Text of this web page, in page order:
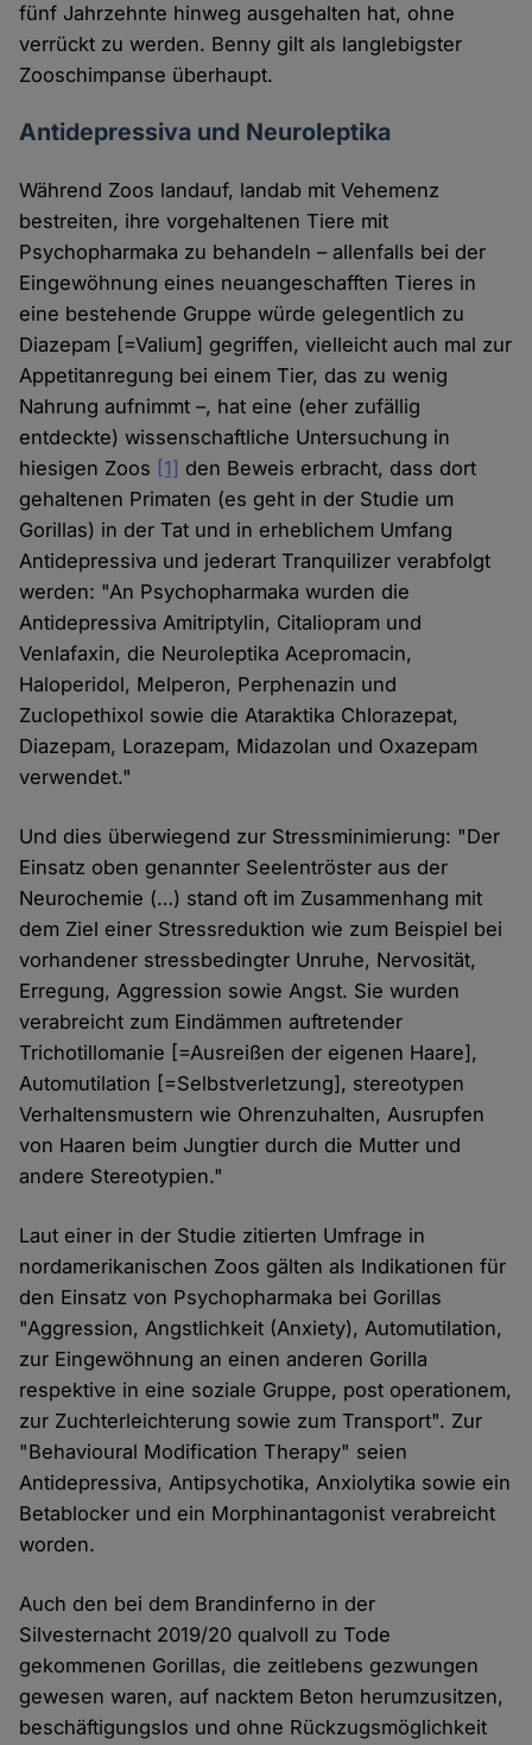
fünf Jahrzehnte hinweg ausgehalten hat, ohne
verrückt zu werden. Benny gilt als langlebigster
Zooschimpanse überhaupt.
Antidepressiva und Neuroleptika
Während Zoos landauf, landab mit Vehemenz
bestreiten, ihre vorgehaltenen Tiere mit
Psychopharmaka zu behandeln – allenfalls bei der
Eingewöhnung eines neuangeschafften Tieres in
eine bestehende Gruppe würde gelegentlich zu
Diazepam [=Valium] gegriffen, vielleicht auch mal zur
Appetitanregung bei einem Tier, das zu wenig
Nahrung aufnimmt –, hat eine (eher zufällig
entdeckte) wissenschaftliche Untersuchung in
hiesigen Zoos [1] den Beweis erbracht, dass dort
gehaltenen Primaten (es geht in der Studie um
Gorillas) in der Tat und in erheblichem Umfang
Antidepressiva und jederart Tranquilizer verabfolgt
werden: "An Psychopharmaka wurden die
Antidepressiva Amitriptylin, Citaliopram und
Venlafaxin, die Neuroleptika Acepromacin,
Haloperidol, Melperon, Perphenazin und
Zuclopethixol sowie die Ataraktika Chlorazepat,
Diazepam, Lorazepam, Midazolan und Oxazepam
verwendet."
Und dies überwiegend zur Stressminimierung: "Der
Einsatz oben genannter Seelentröster aus der
Neurochemie (…) stand oft im Zusammenhang mit
dem Ziel einer Stressreduktion wie zum Beispiel bei
vorhandener stressbedingter Unruhe, Nervosität,
Erregung, Aggression sowie Angst. Sie wurden
verabreicht zum Eindämmen auftretender
Trichotillomanie [=Ausreißen der eigenen Haare],
Automutilation [=Selbstverletzung], stereotypen
Verhaltensmustern wie Ohrenzuhalten, Ausrupfen
von Haaren beim Jungtier durch die Mutter und
andere Stereotypien."
Laut einer in der Studie zitierten Umfrage in
nordamerikanischen Zoos gälten als Indikationen für
den Einsatz von Psychopharmaka bei Gorillas
"Aggression, Angstlichkeit (Anxiety), Automutilation,
zur Eingewöhnung an einen anderen Gorilla
respektive in eine soziale Gruppe, post operationem,
zur Zuchterleichterung sowie zum Transport". Zur
"Behavioural Modification Therapy" seien
Antidepressiva, Antipsychotika, Anxiolytika sowie ein
Betablocker und ein Morphinantagonist verabreicht
worden.
Auch den bei dem Brandinferno in der
Silvesternacht 2019/20 qualvoll zu Tode
gekommenen Gorillas, die zeitlebens gezwungen
gewesen waren, auf nacktem Beton herumzusitzen,
beschäftigungslos und ohne Rückzugsmöglichkeit